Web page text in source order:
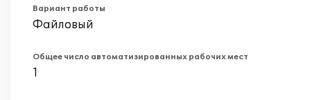
Вариант работы
Файловый
Общее число автоматизированных рабочих мест
1